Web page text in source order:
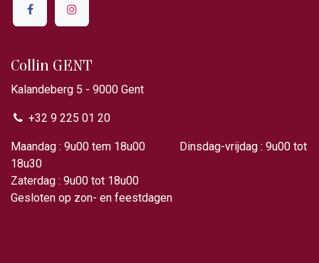
Collin GENT
Kalandeberg 5 - 9000 Gent​
+32 9 225 01 20
Maandag : 9u00 tem 18u00 Dinsdag-vrijdag : 9u00 tot
18u30
Zaterdag : 9u00 tot 18u00
Gesloten op zon- en feestdagen